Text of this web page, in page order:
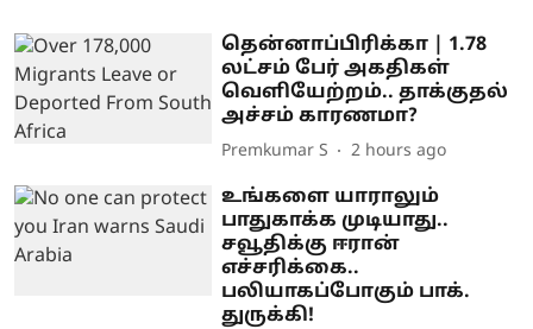
தென்னாப்பிரிக்கா | 1.78
லட்சம் பேர் அகதிகள்
வெளியேற்றம்.. தாக்குதல்
அச்சம் காரணமா?
Premkumar S 2 hours ago
உங்களை யாராலும்
பாதுகாக்க முடியாது..
சவூதிக்கு ஈரான்
எச்சரிக்கை..
பலியாகப்போகும் பாக்.
துருக்கி!